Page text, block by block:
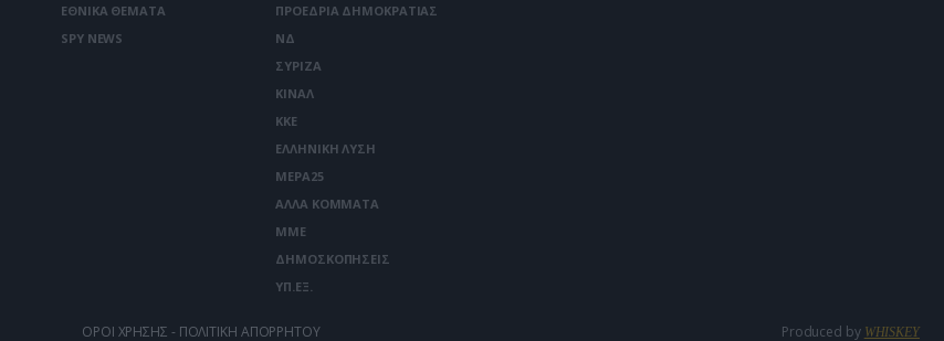
ΕΘΝΙΚΑ ΘΕΜΑΤΑ
SPY NEWS
ΠΡΟΕΔΡΙΑ ΔΗΜΟΚΡΑΤΙΑΣ
ΝΔ
ΣΥΡΙΖΑ
ΚΙΝΑΛ
ΚΚΕ
ΕΛΛΗΝΙΚΗ ΛΥΣΗ
ΜΕΡΑ25
ΑΛΛΑ ΚΟΜΜΑΤΑ
ΜΜΕ
ΔΗΜΟΣΚΟΠΗΣΕΙΣ
ΥΠ.ΕΞ.
ΟΡΟΙ ΧΡΗΣΗΣ - ΠΟΛΙΤΙΚΗ ΑΠΟΡΡΗΤΟΥ Produced by WHISKEY